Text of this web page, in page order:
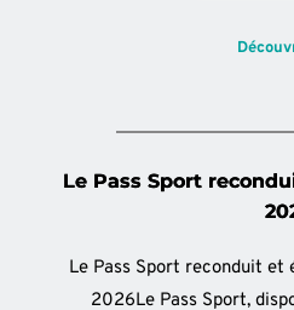
Le Pass Sport
Le Pass Sport reconduit
2026Le Pass Sport,